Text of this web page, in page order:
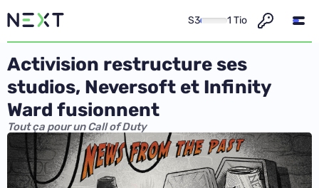
S3 1 Tio
Activision restructure ses
studios, Neversoft et Infinity
Ward fusionnent
Tout ça pour un Call of Duty